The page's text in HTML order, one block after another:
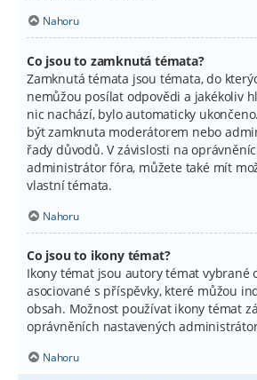
Nahoru
Co jsou to zamknutá témata?
Zamknutá témata jsou témata, do
nemůžou posílat odpovědi a jakékoliv
nic nachází, bylo automaticky
být zamknuta moderátorem nebo
řady důvodů. V závislosti na
administrátor fóra, můžete také mít
vlastní témata.
Nahoru
Co jsou to ikony témat?
Ikony témat jsou autory témat vybrané
asociované s příspěvky, které můžou
obsah. Možnost používat ikony témat
oprávněních nastavených
Nahoru